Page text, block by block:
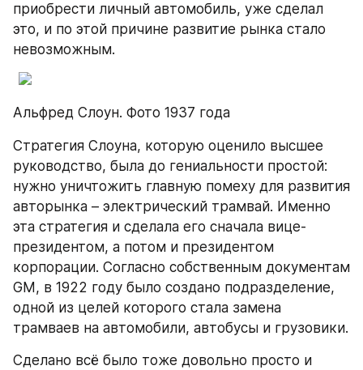
приобрести личный автомобиль, уже сделал
это, и по этой причине развитие рынка стало
невозможным.
Альфред Слоун. Фото 1937 года
Стратегия Слоуна, которую оценило высшее
руководство, была до гениальности простой:
нужно уничтожить главную помеху для развития
авторынка – электрический трамвай. Именно
эта стратегия и сделала его сначала вице-
президентом, а потом и президентом
корпорации. Согласно собственным документам
GM, в 1922 году было создано подразделение,
одной из целей которого стала замена
трамваев на автомобили, автобусы и грузовики.
Сделано всё было тоже довольно просто и